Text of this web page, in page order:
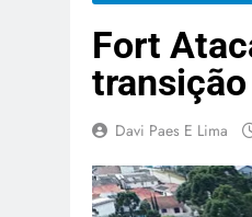
Fort
Davi Paes E Lima